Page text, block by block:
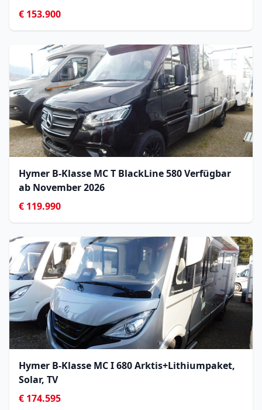
€ 153.900
Hymer B-Klasse MC T BlackLine 580 Verfügbar
ab November 2026
€ 119.990
Hymer B-Klasse MC I 680 Arktis+Lithiumpaket,
Solar, TV
€ 174.595